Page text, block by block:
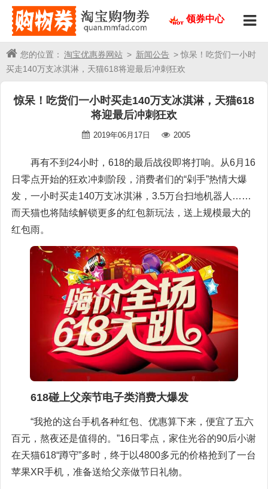
领券中心
您的位置： 淘宝优惠券网站 > 新闻公告 > 惊呆！吃货们一小时
买走140万支冰淇淋，天猫618将迎最后冲刺狂欢
惊呆！吃货们一小时买走140万支冰淇淋，天猫618
将迎最后冲刺狂欢
2019年06月17日 2005
再有不到24小时，618的最后战役即将打响。从6月16
日零点开始的狂欢冲刺阶段，消费者们的“剁手”热情大爆
发，一小时买走140万支冰淇淋，3.5万台扫地机器人……
而天猫也将陆续解锁更多的红包新玩法，送上规模最大的
红包雨。
618碰上父亲节电子类消费大爆发
“我抢的这台手机各种红包、优惠算下来，便宜了五六
百元，熬夜还是值得的。”16日零点，家住光谷的90后小谢
在天猫618“蹲守”多时，终于以4800多元的价格抢到了一台
苹果XR手机，准备送给父亲做节日礼物。